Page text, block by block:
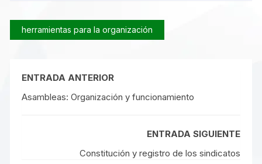
herramientas para la organización
ENTRADA ANTERIOR
Asambleas: Organización y funcionamiento
ENTRADA SIGUIENTE
Constitución y registro de los sindicatos